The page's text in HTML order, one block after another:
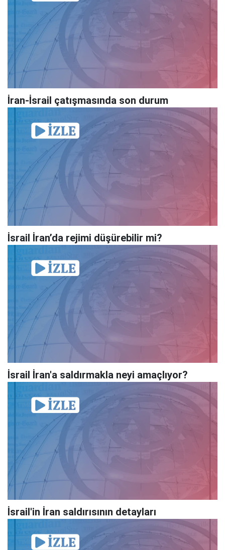
İran-İsrail çatışmasında son durum
İsrail İran’da rejimi düşürebilir mi?
İsrail İran'a saldırmakla neyi amaçlıyor?
İsrail'in İran saldırısının detayları